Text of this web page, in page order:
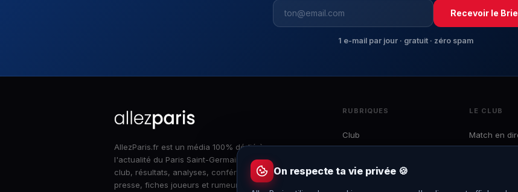
Recevoir le
1 e-mail par jour · gratuit · zéro spam
AllezParis.fr est un média 100% dédié à
l'actualité du Paris Saint-Germain : infos du
club, résultats, analyses, conférences de
presse, fiches joueurs et rumeurs mercato,
RUBRIQUES
Club
Ligue 1
LE CLUB
Match en
On respecte ta vie privée 🍪